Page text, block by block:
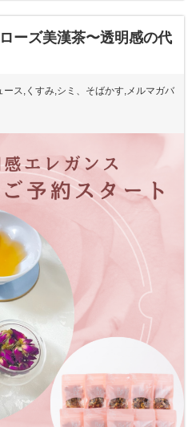
ーズ美漢茶〜透明感の代
ース, くすみ,シミ、そばかす,メルマガバ